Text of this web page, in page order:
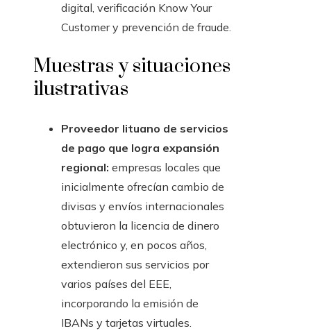
digital, verificación Know Your
Customer y prevención de fraude.
Muestras y situaciones
ilustrativas
Proveedor lituano de servicios
de pago que logra expansión
regional: empresas locales que
inicialmente ofrecían cambio de
divisas y envíos internacionales
obtuvieron la licencia de dinero
electrónico y, en pocos años,
extendieron sus servicios por
varios países del EEE,
incorporando la emisión de
IBANs y tarjetas virtuales.